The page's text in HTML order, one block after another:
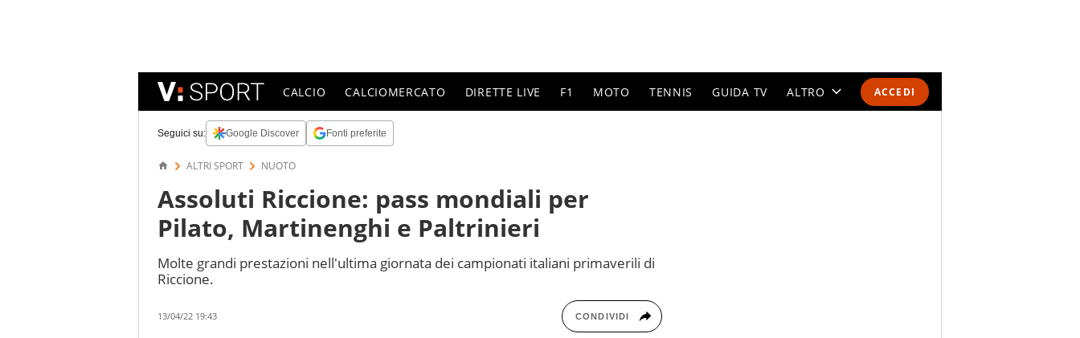
ACCEDI
CALCIO CALCIOMERCATO DIRETTE LIVE F1 MOTO TENNIS GUIDA TV ALTRO
Seguici su: Google Discover Fonti preferite
ALTRI SPORT NUOTO
Assoluti Riccione: pass mondiali per
Pilato, Martinenghi e Paltrinieri
Molte grandi prestazioni nell'ultima giornata dei campionati italiani primaverili di
Riccione.
13/04/22 19:43 CONDIVIDI